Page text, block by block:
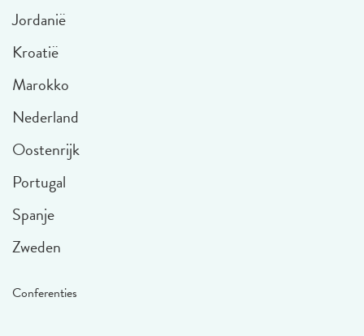
Jordanië
Kroatië
Marokko
Nederland
Oostenrijk
Portugal
Spanje
Zweden
Conferenties